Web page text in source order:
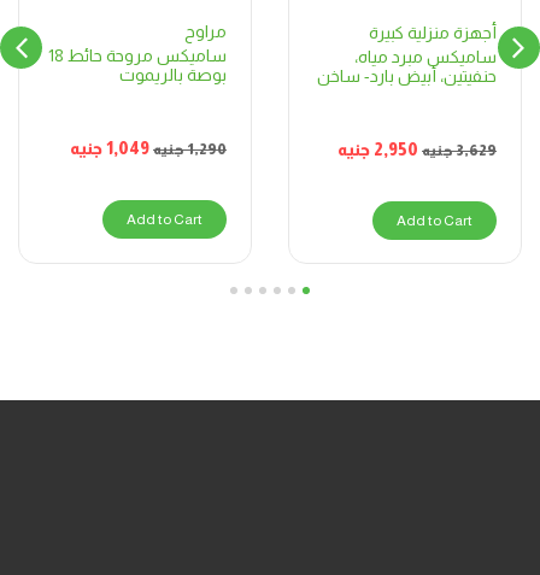
أجهزة منزلية كبيرة
ساميكس مبرد مياه،
حنفيتين، أبيض بارد- ساخن
3,629جنيه 2,950 جنيه
Add to Cart
مراوح
ساميكس مروحة حائط 18
بوصة بالريموت
1,290جنيه 1,049جنيه
Add to Cart
1
2